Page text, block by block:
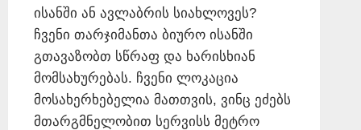
ისანში ან ავლაბრის სიახლოვეს?
ჩვენი თარჯიმანთა ბიურო ისანში
გთავაზობთ სწრაფ და ხარისხიან
მომსახურებას. ჩვენი ლოკაცია
მოსახერხებელია მათთვის, ვინც ეძებს
მთარგმნელობით სერვისს მეტრო